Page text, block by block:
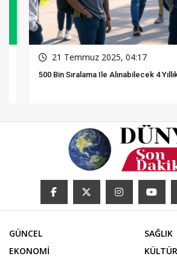
21 Temmuz 2025, 04:17
500 Bin Sıralama Ile Alınabilecek 4 Yıllık
GÜNCEL
EKONOMİ
SAĞLIK